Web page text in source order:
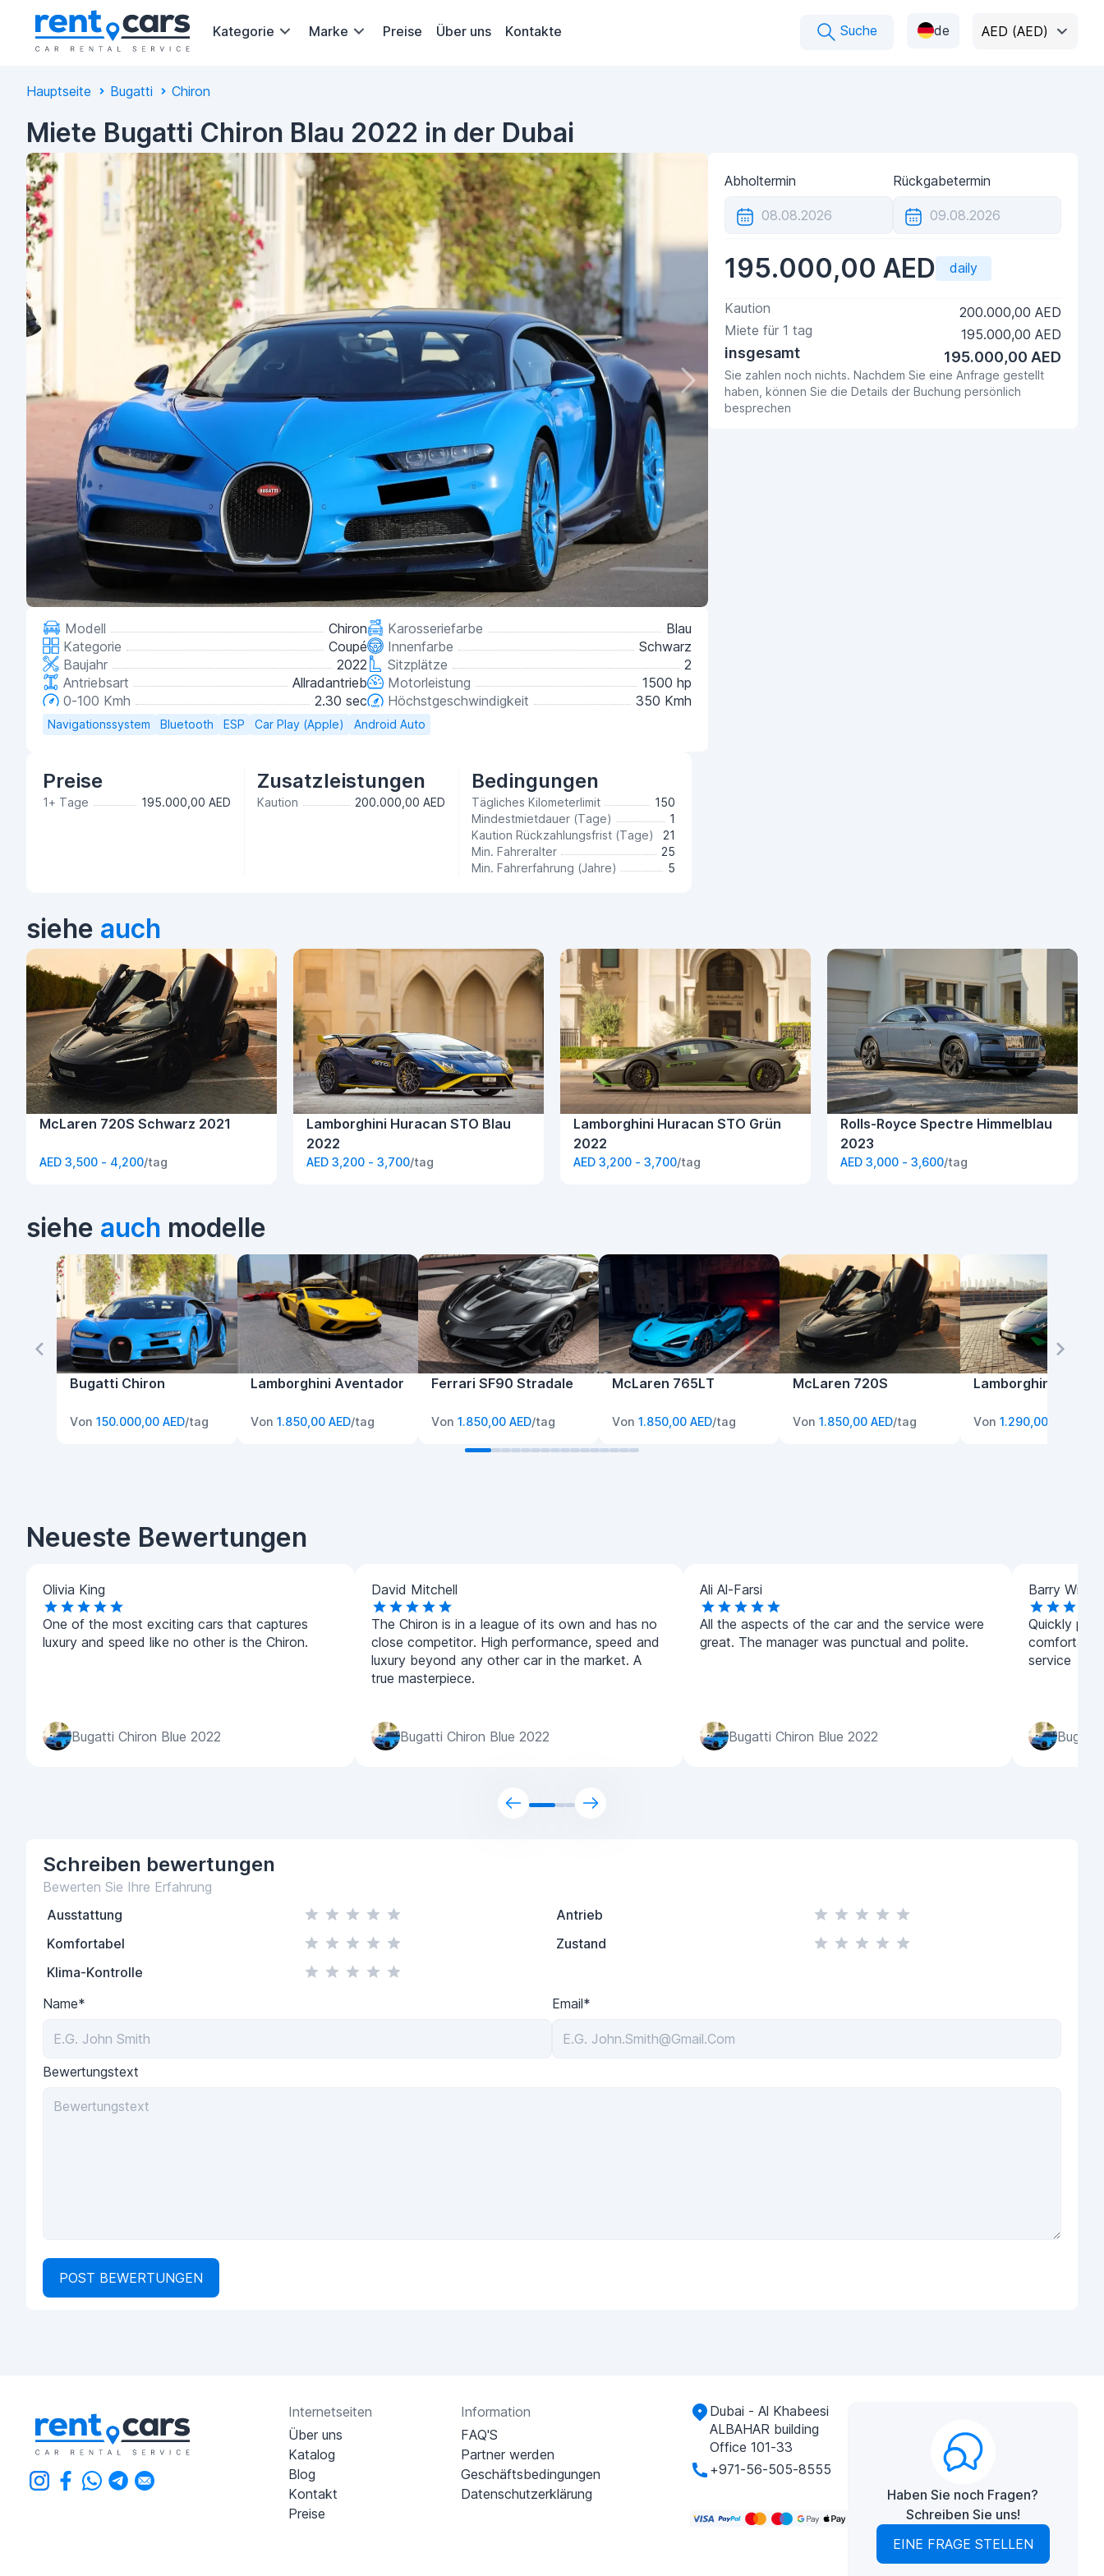
Kategorie Marke Preise Über uns Kontakte Suche de AED (AED)
Hauptseite Bugatti Chiron
Miete Bugatti Chiron Blau 2022 in der Dubai
Modell
Chiron
Kategorie
Coupé
Baujahr
2022
Antriebsart
Allradantrieb
0-100 Kmh
2.30 sec
Karosseriefarbe
Blau
Innenfarbe
Schwarz
Sitzplätze
2
Motorleistung
1500 hp
Höchstgeschwindigkeit
350 Kmh
Navigationssystem Bluetooth ESP Car Play (Apple) Android Auto
Preise
1+ Tage 195.000,00 AED
Zusatzleistungen
Kaution 200.000,00 AED
Bedingungen
Tägliches Kilometerlimit
150
Mindestmietdauer (Tage)
1
Kaution Rückzahlungsfrist (Tage)
21
Min. Fahreralter
25
Min. Fahrerfahrung (Jahre)
5
Abholtermin Rückgabetermin
195.000,00 AED daily
Kaution
200.000,00 AED
Miete für 1 tag 195.000,00 AED
insgesamt 195.000,00 AED
Sie zahlen noch nichts. Nachdem Sie eine Anfrage gestellt
haben, können Sie die Details der Buchung persönlich
besprechen
siehe auch
McLaren 720S Schwarz 2021
AED 3,500 - 4,200/tag
Lamborghini Huracan STO Blau
2022
AED 3,200 - 3,700/tag
Lamborghini Huracan STO Grün
2022
AED 3,200 - 3,700/tag
Rolls-Royce Spectre Himmelblau
2023
AED 3,000 - 3,600/tag
siehe auch modelle
Bugatti Chiron
Von 150.000,00 AED/tag
Lamborghini Aventador
Von 1.850,00 AED/tag
Ferrari SF90 Stradale
Von 1.850,00 AED/tag
McLaren 765LT
Von 1.850,00 AED/tag
McLaren 720S
Von 1.850,00 AED/tag
Lamborghini
Von 1.290,00 AED
Neueste Bewertungen
Olivia King
One of the most exciting cars that captures
luxury and speed like no other is the Chiron.
Bugatti Chiron Blue 2022
David Mitchell
The Chiron is in a league of its own and has no
close competitor. High performance, speed and
luxury beyond any other car in the market. A
true masterpiece.
Bugatti Chiron Blue 2022
Ali Al-Farsi
All the aspects of the car and the service were
great. The manager was punctual and polite.
Bugatti Chiron Blue 2022
Barry Wright
Quickly
service
Bugatti
Schreiben bewertungen
Bewerten Sie Ihre Erfahrung
Ausstattung
Komfortabel
Klima-Kontrolle
Antrieb
Zustand
Name* Email*
Bewertungstext
POST BEWERTUNGEN
Internetseiten
Über uns
Katalog
Blog
Kontakt
Preise
Information
FAQ'S
Partner werden
Geschäftsbedingungen
Datenschutzerklärung
Dubai - Al Khabeesi
ALBAHAR building
Office 101-33
+971-56-505-8555
Haben Sie noch Fragen?
Schreiben Sie uns!
EINE FRAGE STELLEN